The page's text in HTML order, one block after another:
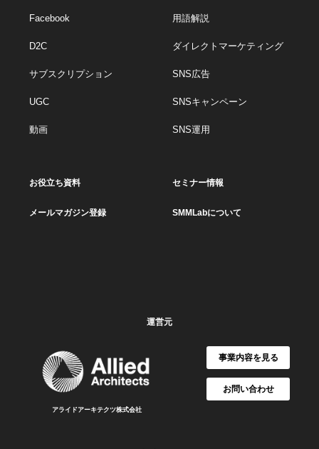
Facebook
D2C
サブスクリプション
UGC
動画
用語解説
ダイレクトマーケティング
SNS広告
SNSキャンペーン
SNS運用
お役立ち資料 セミナー情報
メールマガジン登録 SMMLabについて
運営元
アライドアーキテクツ株式会社
事業内容を見る
お問い合わせ